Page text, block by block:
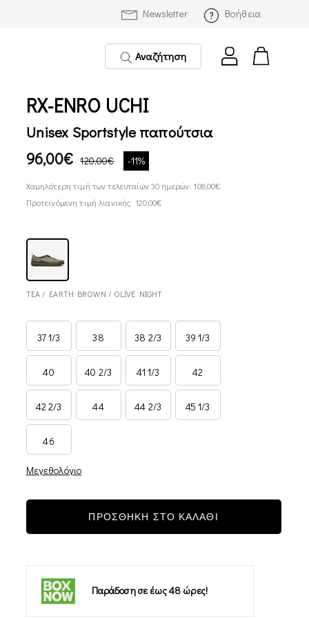
Newsletter Βοήθεια
Αναζήτηση
RX-ENRO UCHI
Unisex Sportstyle παπούτσια
96,00€ 120,00€ -11%
Χαμηλότερη τιμή των τελευταίων 30 ημερών: 108,00€
Προτεινόμενη τιμή λιανικής: 120,00€
TEA / EARTH BROWN / OLIVE NIGHT
37 1/3 38 38 2/3 39 1/3
40 40 2/3 41 1/3 42
42 2/3 44 44 2/3 45 1/3
46
Μεγεθολόγιο
ΠΡΟΣΘΗΚΗ ΣΤΟ ΚΑΛΑΘΙ
Παράδοση σε έως 48 ώρες!
-11%